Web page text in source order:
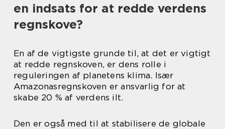
en indsats for at redde verdens
regnskove?
En af de vigtigste grunde til, at det er vigtigt
at redde regnskoven, er dens rolle i
reguleringen af planetens klima. Især
Amazonasregnskoven er ansvarlig for at
skabe 20 % af verdens ilt.
Den er også med til at stabilisere de globale